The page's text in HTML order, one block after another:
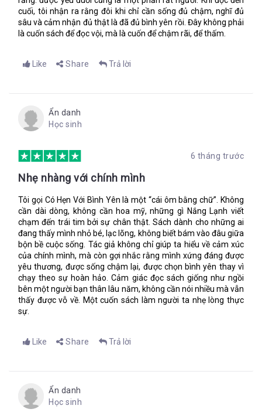
cuối, tôi nhận ra rằng đôi khi chỉ cần sống đủ chậm, nghĩ đủ
sâu và cảm nhận đủ thật là đã đủ bình yên rồi. Đây không phải
là cuốn sách để đọc vội, mà là cuốn để chậm rãi, để thấm.
Like Share Trả lời
Ẩn danh
Học sinh
6 tháng trước
Nhẹ nhàng với chính mình
Tôi gọi Có Hẹn Với Bình Yên là một “cái ôm bằng chữ”. Không
cần dài dòng, không cần hoa mỹ, những gì Nắng Lạnh viết
chạm đến trái tim bởi sự chân thật. Sách dành cho những ai
đang thấy mình nhỏ bé, lạc lõng, không biết bám vào đâu giữa
bộn bề cuộc sống. Tác giả không chỉ giúp ta hiểu về cảm xúc
của chính mình, mà còn gợi nhắc rằng mình xứng đáng được
yêu thương, được sống chậm lại, được chọn bình yên thay vì
chạy theo sự hoàn hảo. Cảm giác đọc sách giống như ngồi
bên một người bạn thân lâu năm, không cần nói nhiều mà vẫn
thấy được vỗ về. Một cuốn sách làm người ta nhẹ lòng thực
sự.
Like Share Trả lời
Ẩn danh
Học sinh